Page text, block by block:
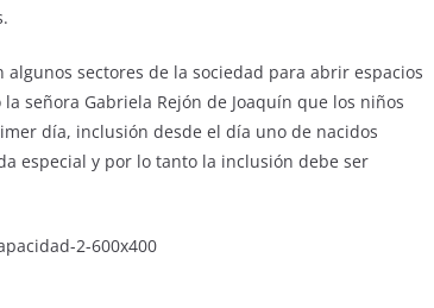
sectores de la sociedad para abrir espacios
señora Gabriela Rejón de Joaquín que los niños
día, inclusión desde el día uno de nacidos
especial y por lo tanto la inclusión debe ser